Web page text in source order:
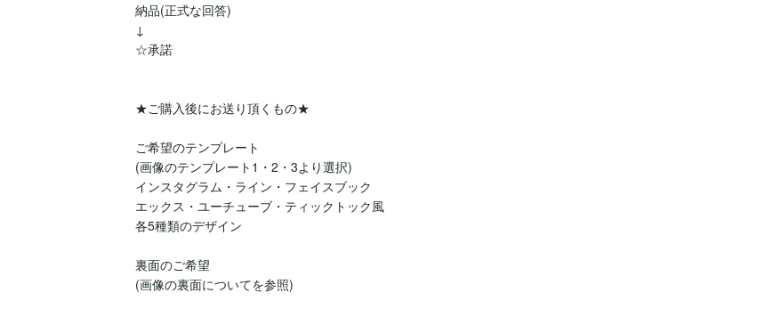
納品(正式な回答)
↓
☆承諾
★ご購入後にお送り頂くもの★
ご希望のテンプレート
(画像のテンプレート1・2・3より選択)
インスタグラム・ライン・フェイスブック
エックス・ユーチューブ・ティックトック風
各5種類のデザイン
裏面のご希望
(画像の裏面についてを参照)